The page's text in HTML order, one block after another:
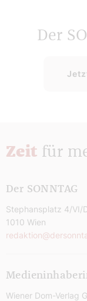
Der
Zeit für
Der SONNTAG
Stephansplatz 4/VI/
1010 Wien
Wiener Dom-Verlag